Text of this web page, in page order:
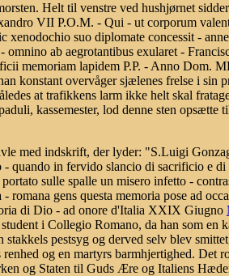
Helt til venstre ved hushjørnet
VII P.O.M. - Qui - ut corporum
suo diplomate concessit -
omnino ab aegrotantibus exularet -
memoriam lapidem P.P. - Anno
konstant overvåger sjælenes frelse i
at trafikkens larm ikke helt skal
kassemester, lod denne sten opsætte
med indskrift, der lyder: "S.Luigi
quando in fervido slancio di sacrificio e
portato sulle spalle un misero infetto -
romana gens questa memoria pose ad
di Dio - ad onore d'Italia XXIX Giugno
i Collegio Romano, da han som en
pestsyg og derved selv blev
og en martyrs barmhjertighed. Det
og Staten til Guds Ære og Italiens